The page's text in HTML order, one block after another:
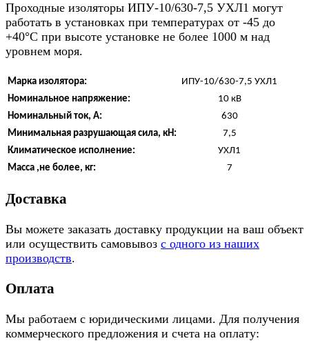
Проходные изоляторы ИПУ-10/630-7,5 УХЛ1 могут
работать в установках при температурах от -45 до
+40°С при высоте установке не более 1000 м над
уровнем моря.
Марка изолятора:
ИПУ-10/630-7,5 УХЛ1
Номинальное напряжение:
10 кВ
Номинальный ток, А:
630
Минимальная разрушающая сила, кН:
7,5
Климатическое исполнение:
УХЛ1
Масса ,не более, кг:
7
Доставка
Вы можете заказать доставку продукции на ваш объект
или осуществить самовывоз с одного из наших
производств.
Оплата
Мы работаем с юридическими лицами. Для получения
коммерческого предложения и счета на оплату: